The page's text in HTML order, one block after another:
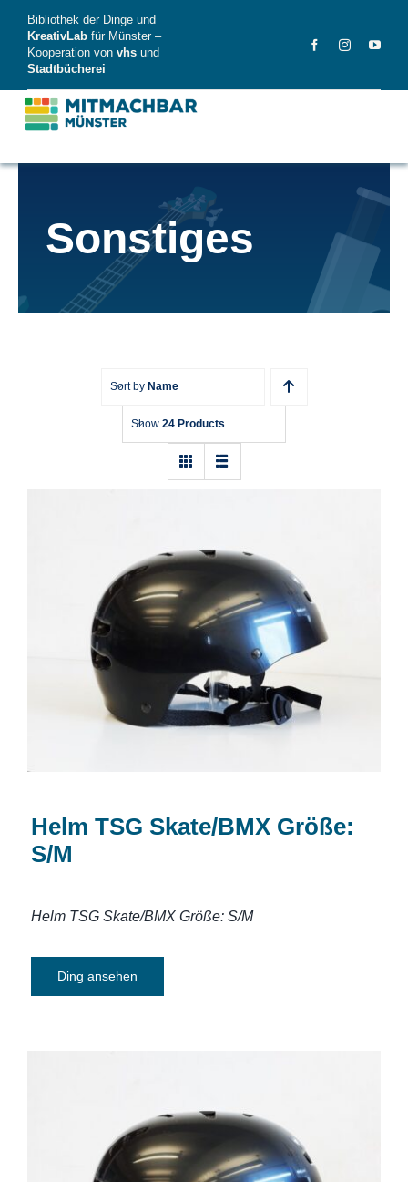
content
Bibliothek der Dinge und
KreativLab für Münster –
Kooperation von vhs und
Stadtbücherei
Dinge
News
Sonstiges
Sort by Name
Show 24 Products
Helm TSG Skate/BMX Größe: S/M
Helm TSG Skate/BMX Größe:
S/M
Helm TSG Skate/BMX Größe: S/M
Ding ansehen